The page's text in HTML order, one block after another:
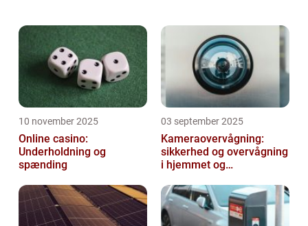
kunde og sit eget salær. Derfor kan du ikke
f...
10 november 2025
Online casino:
Underholdning og
spænding
03 september 2025
Kameraovervågning:
sikkerhed og overvågning
i hjemmet og